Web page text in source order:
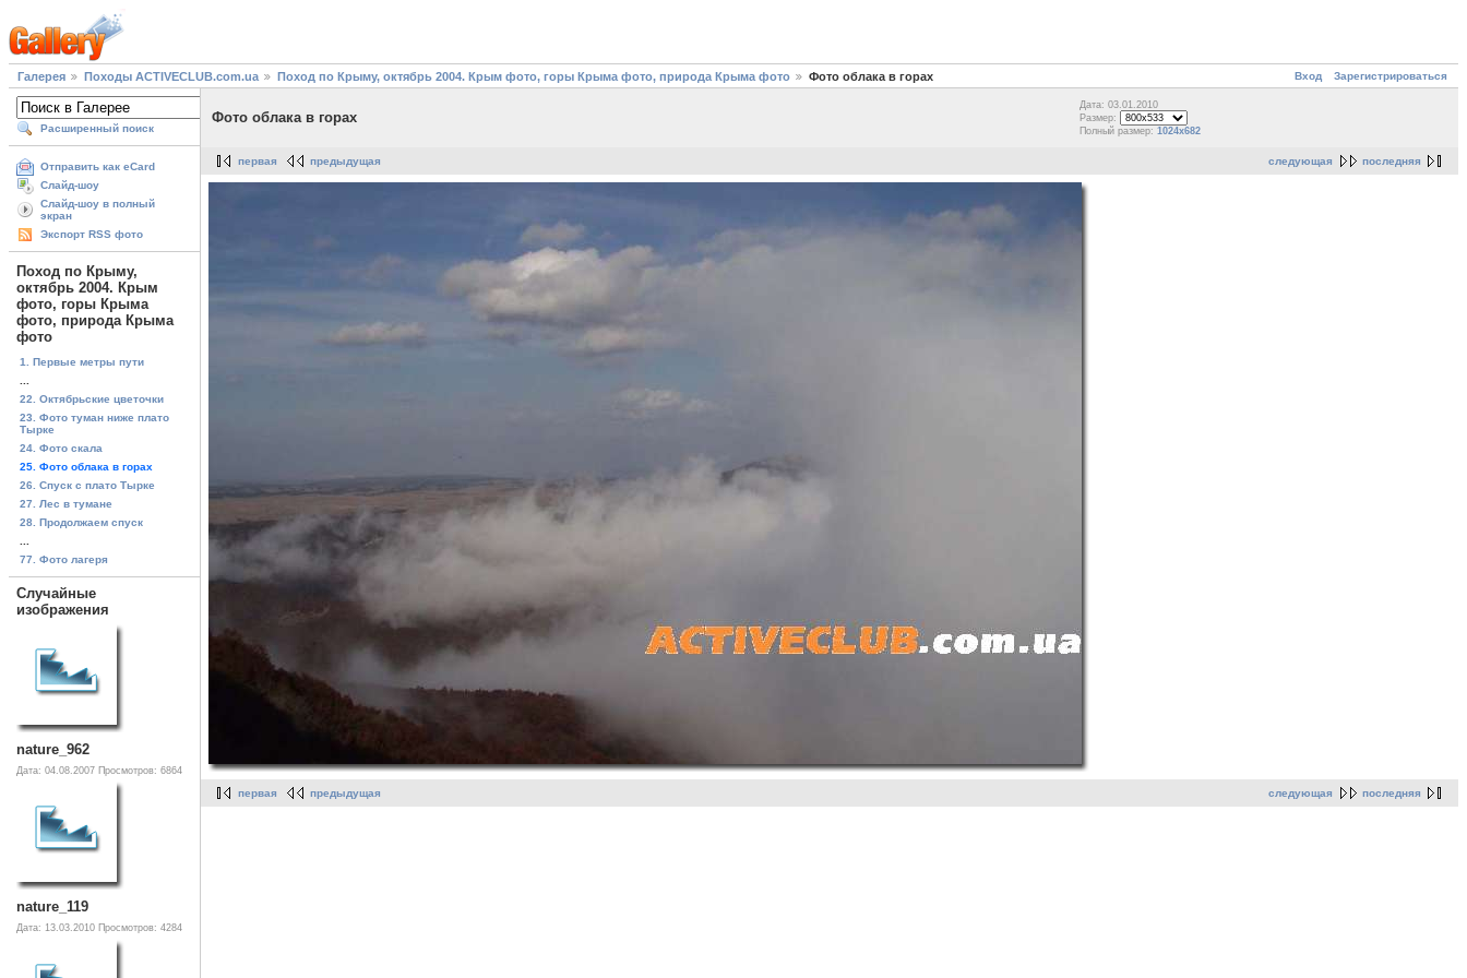
Вход Зарегистрироваться
Галерея Походы ACTIVECLUB.com.ua Поход по Крыму, октябрь 2004. Крым фото, горы Крыма фото, природа Крыма фото Фото облака в горах
Расширенный поиск
Отправить как eCard
Слайд-шоу
Слайд-шоу в полный
экран
Экспорт RSS фото
Поход по Крыму,
октябрь 2004. Крым
фото, горы Крыма
фото, природа Крыма
фото
1. Первые метры пути
22. Октябрьские цветочки
23. Фото туман ниже плато
Тырке
24. Фото скала
25. Фото облака в горах
26. Спуск с плато Тырке
27. Лес в тумане
28. Продолжаем спуск
77. Фото лагеря
Случайные
изображения
nature_962
Дата: 04.08.2007 Просмотров: 6864
nature_119
Дата: 13.03.2010 Просмотров: 4284
Фото облака в горах
Дата: 03.01.2010
Размер:
Полный размер: 1024x682
следующая последняя
первая предыдущая
следующая последняя
первая предыдущая